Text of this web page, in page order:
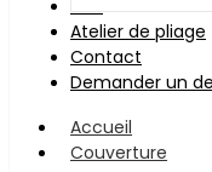
Atelier de pliage
Contact
Demander un
Accueil
Couverture